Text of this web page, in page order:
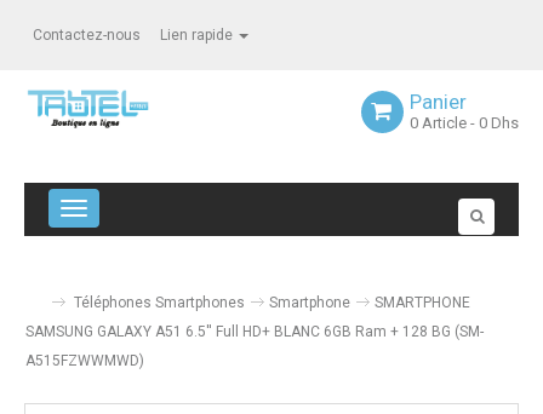
Contactez-nous Lien rapide
Panier
0 Article - 0 Dhs
Navigation bascule
Téléphones Smartphones Smartphone
SMARTPHONE
SAMSUNG GALAXY A51 6.5'' Full HD+ BLANC 6GB Ram + 128 BG (SM-
A515FZWWMWD)